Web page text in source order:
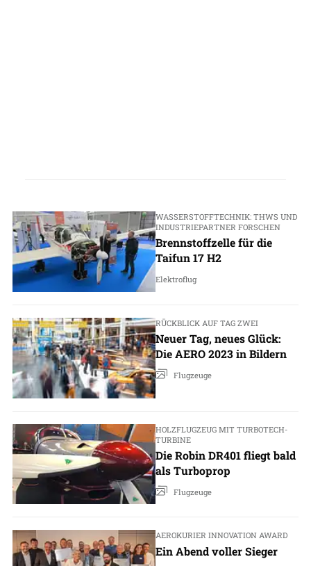
WASSERSTOFFTECHNIK: THWS UND
INDUSTRIEPARTNER FORSCHEN
Brennstoffzelle für die
Taifun 17 H2
Elektroflug
RÜCKBLICK AUF TAG ZWEI
Neuer Tag, neues Glück:
Die AERO 2023 in Bildern
Flugzeuge
HOLZFLUGZEUG MIT TURBOTECH-
TURBINE
Die Robin DR401 fliegt bald
als Turboprop
Flugzeuge
AEROKURIER INNOVATION AWARD
Ein Abend voller Sieger